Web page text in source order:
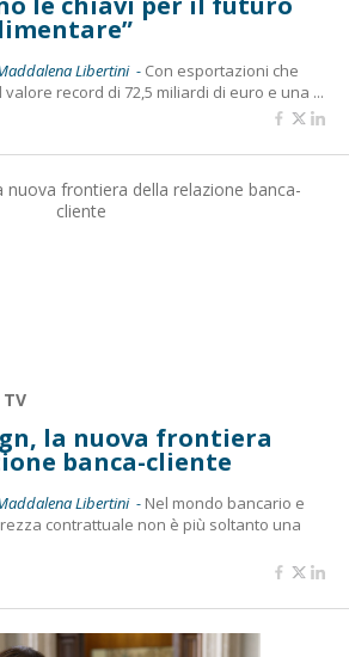
Libertini - Con esportazioni che
record di 72,5 miliardi di euro e una ...
TV
la nuova frontiera
banca-cliente
Libertini - Nel mondo bancario e
contrattuale non è più soltanto una